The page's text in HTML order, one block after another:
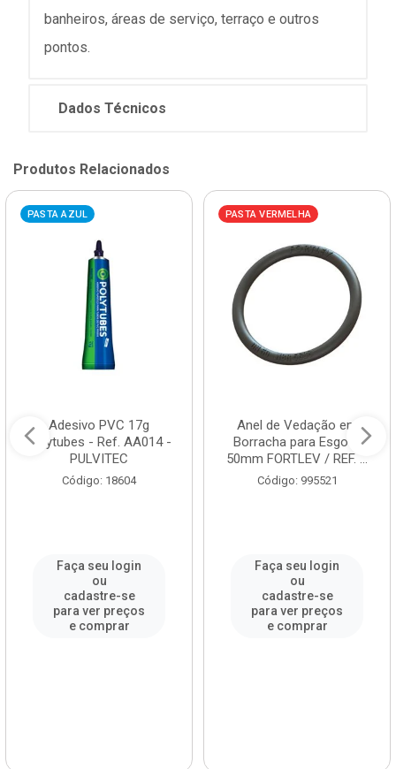
banheiros, áreas de serviço, terraço e outros
pontos.
Dados Técnicos
Produtos Relacionados
PASTA AZUL
Adesivo PVC 17g
Polytubes - Ref. AA014 -
PULVITEC
Código: 18604
Faça seu login
ou
cadastre-se
para ver preços
e comprar
PASTA VERMELHA
Anel de Vedação em
Borracha para Esgoto
50mm FORTLEV / REF. ...
Código: 995521
Faça seu login
ou
cadastre-se
para ver preços
e comprar